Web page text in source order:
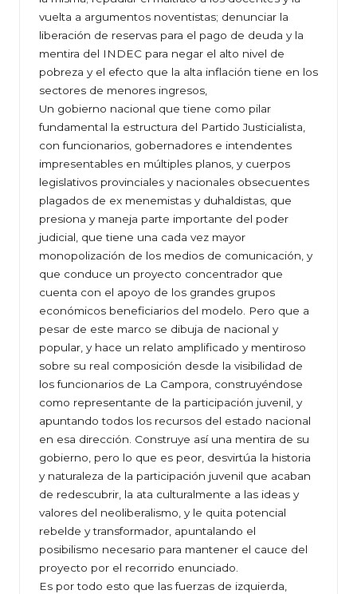
vuelta a argumentos noventistas; denunciar la
liberación de reservas para el pago de deuda y la
mentira del INDEC para negar el alto nivel de
pobreza y el efecto que la alta inflación tiene en los
sectores de menores ingresos,
Un gobierno nacional que tiene como pilar
fundamental la estructura del Partido Justicialista,
con funcionarios, gobernadores e intendentes
impresentables en múltiples planos, y cuerpos
legislativos provinciales y nacionales obsecuentes
plagados de ex menemistas y duhaldistas, que
presiona y maneja parte importante del poder
judicial, que tiene una cada vez mayor
monopolización de los medios de comunicación, y
que conduce un proyecto concentrador que
cuenta con el apoyo de los grandes grupos
económicos beneficiarios del modelo. Pero que a
pesar de este marco se dibuja de nacional y
popular, y hace un relato amplificado y mentiroso
sobre su real composición desde la visibilidad de
los funcionarios de La Campora, construyéndose
como representante de la participación juvenil, y
apuntando todos los recursos del estado nacional
en esa dirección. Construye así una mentira de su
gobierno, pero lo que es peor, desvirtúa la historia
y naturaleza de la participación juvenil que acaban
de redescubrir, la ata culturalmente a las ideas y
valores del neoliberalismo, y le quita potencial
rebelde y transformador, apuntalando el
posibilismo necesario para mantener el cauce del
proyecto por el recorrido enunciado.
Es por todo esto que las fuerzas de izquierda,